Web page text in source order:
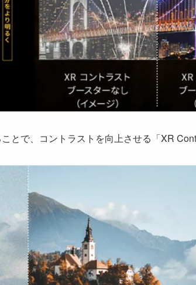
で、コントラストを向上させる「XR